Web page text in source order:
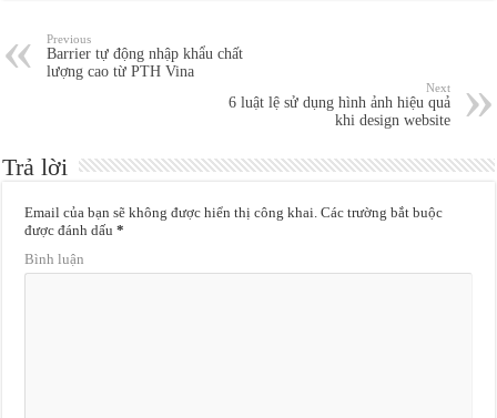
Previous
Barrier tự động nhập khẩu chất
lượng cao từ PTH Vina
Next
6 luật lệ sử dụng hình ảnh hiệu quả
khi design website
Trả lời
Email của bạn sẽ không được hiển thị công khai. Các trường bắt buộc
được đánh dấu*
Bình luận